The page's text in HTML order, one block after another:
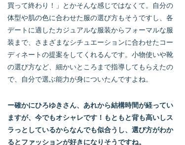
買って終わり！」とかそんな感じではなくて。自分の
体型や肌の色に合わせた服の選び方もそうですし、各
デートに適したカジュアルな服装からフォーマルな服
装まで、さまざまなシチュエーションに合わせたコー
ディネートの提案をしてくれるんです。小物使いや靴
の選び方など、細かいところまで指導してもらえたの
で、自分で選ぶ能力が身についたんですよね。
ー確かにひろゆきさん、あれから結構時間が経ってい
ますが、今でもオシャレです！もともと背も高いしス
ラっとしているからなんでも似合うし、選び方がわか
るとファッションが好きになりそうですね。